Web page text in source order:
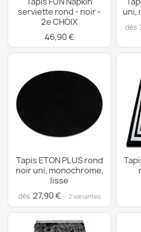
serviette rond - noir -
2e CHOIX
46,90 €
uni,
dès
Tapis ETON PLUS rond
noir uni, monochrome,
lisse
dès 27,90 € · 2 variantes